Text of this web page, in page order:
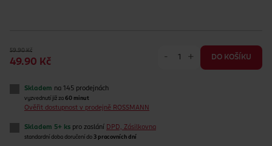
59.90 Kč
49.90 Kč
- + DO KOŠÍKU
Skladem na 145 prodejnách
vyzvednutí již za 60 minut
Ověřit dostupnost v prodejně ROSSMANN
Skladem 5+ ks pro zaslání DPD, Zásilkovna
standardní doba doručení do 3 pracovních dní